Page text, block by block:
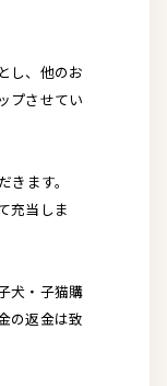
し、他のお
プさせてい
ます。
充当しま
犬・子猫購
の返金は致